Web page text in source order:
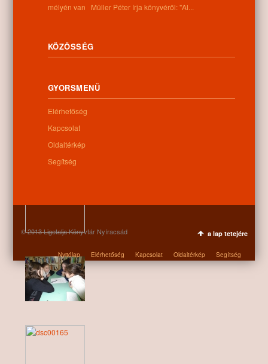
mélyén van Müller Péter írja könyvéről: "Al...
KÖZÖSSÉG
GYORSMENÜ
Elérhetőség
Kapcsolat
Oldaltérkép
Segítség
© 2013 Ligetalja Könyvtár Nyíracsád a lap tetejére
Nyitólap Elérhetőség Kapcsolat Oldaltérkép Segítség